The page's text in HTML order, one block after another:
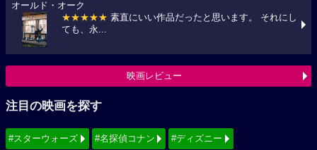
オールド・オーク
★★★★★ 素直にいい作品だったと思います。 それにし
ても、永...
映画レビュー
注目の映画を探す
#スターウォーズ #名探偵コナン #ディズニー